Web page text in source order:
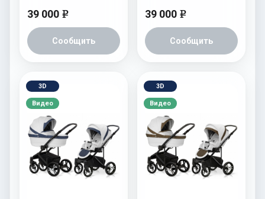
39 000 e
Сообщить
39 000 e
Сообщить
3D
Видео
3D
Видео